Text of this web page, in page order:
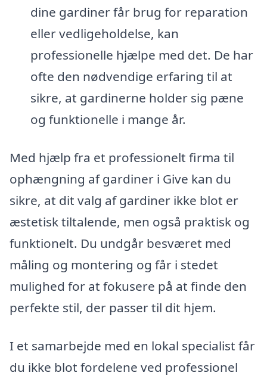
dine gardiner får brug for reparation
eller vedligeholdelse, kan
professionelle hjælpe med det. De har
ofte den nødvendige erfaring til at
sikre, at gardinerne holder sig pæne
og funktionelle i mange år.
Med hjælp fra et professionelt firma til
ophængning af gardiner i Give kan du
sikre, at dit valg af gardiner ikke blot er
æstetisk tiltalende, men også praktisk og
funktionelt. Du undgår besværet med
måling og montering og får i stedet
mulighed for at fokusere på at finde den
perfekte stil, der passer til dit hjem.
I et samarbejde med en lokal specialist får
du ikke blot fordelene ved professionel